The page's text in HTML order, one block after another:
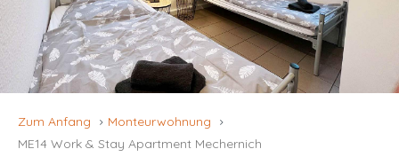
Zum Anfang
Monteurwohnung
ME14 Work & Stay Apartment Mechernich